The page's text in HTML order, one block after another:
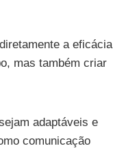
a eficácia
mas também criar
adaptáveis e
comunicação